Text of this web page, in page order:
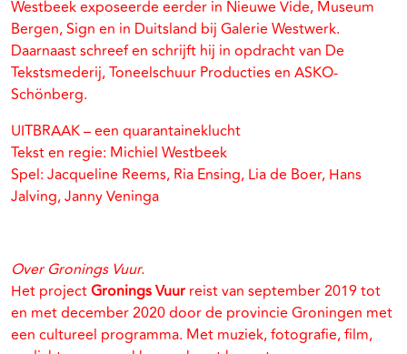
Westbeek exposeerde eerder in Nieuwe Vide, Museum
Bergen, Sign en in Duitsland bij Galerie Westwerk.
Daarnaast schreef en schrijft hij in opdracht van De
Tekstsmederij, Toneelschuur Producties en ASKO-
Schönberg.
UITBRAAK – een quarantaineklucht
Tekst en regie: Michiel Westbeek
Spel: Jacqueline Reems, Ria Ensing, Lia de Boer, Hans
Jalving, Janny Veninga
Over Gronings Vuur.
Het projectGronings Vuur reist van september 2019 tot
en met december 2020 door de provincie Groningen met
een cultureel programma. Met muziek, fotografie, film,